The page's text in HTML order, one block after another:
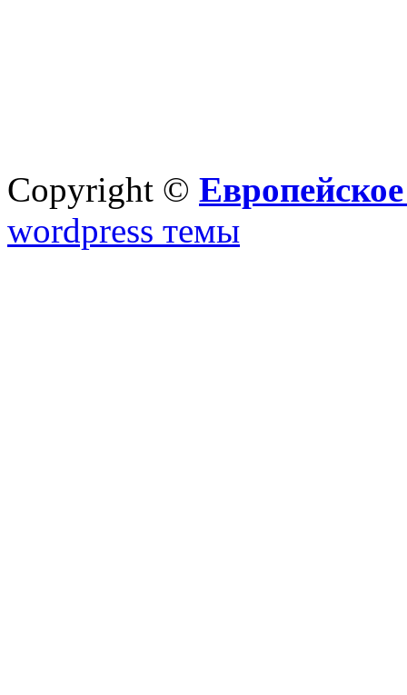
Copyright ©
wordpress темы